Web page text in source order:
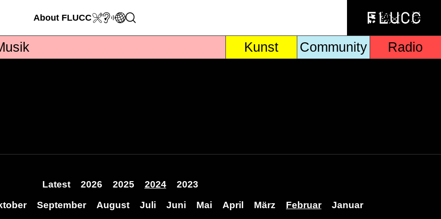
About FLUCC
Kunst Community Radio
Latest 2026 2025 2024
2023
September August Juli Juni Mai April März Februar Januar